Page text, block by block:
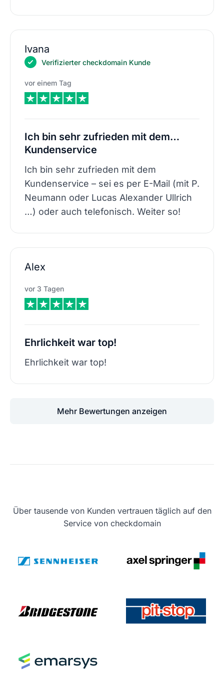
Ivana
Verifizierter checkdomain Kunde
vor einem Tag
Ich bin sehr zufrieden mit dem…
Kundenservice
Ich bin sehr zufrieden mit dem
Kundenservice – sei es per E-Mail (mit P.
Neumann oder Lucas Alexander Ullrich
…) oder auch telefonisch. Weiter so!
Alex
vor 3 Tagen
Ehrlichkeit war top!
Ehrlichkeit war top!
Mehr Bewertungen anzeigen
Über tausende von Kunden vertrauen täglich auf den
Service von checkdomain